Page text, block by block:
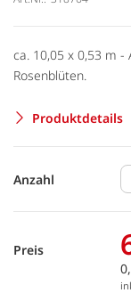
ca. 10,05 x 0,53 m
Rosenblüten.
Produktdetails
Anzahl
Preis